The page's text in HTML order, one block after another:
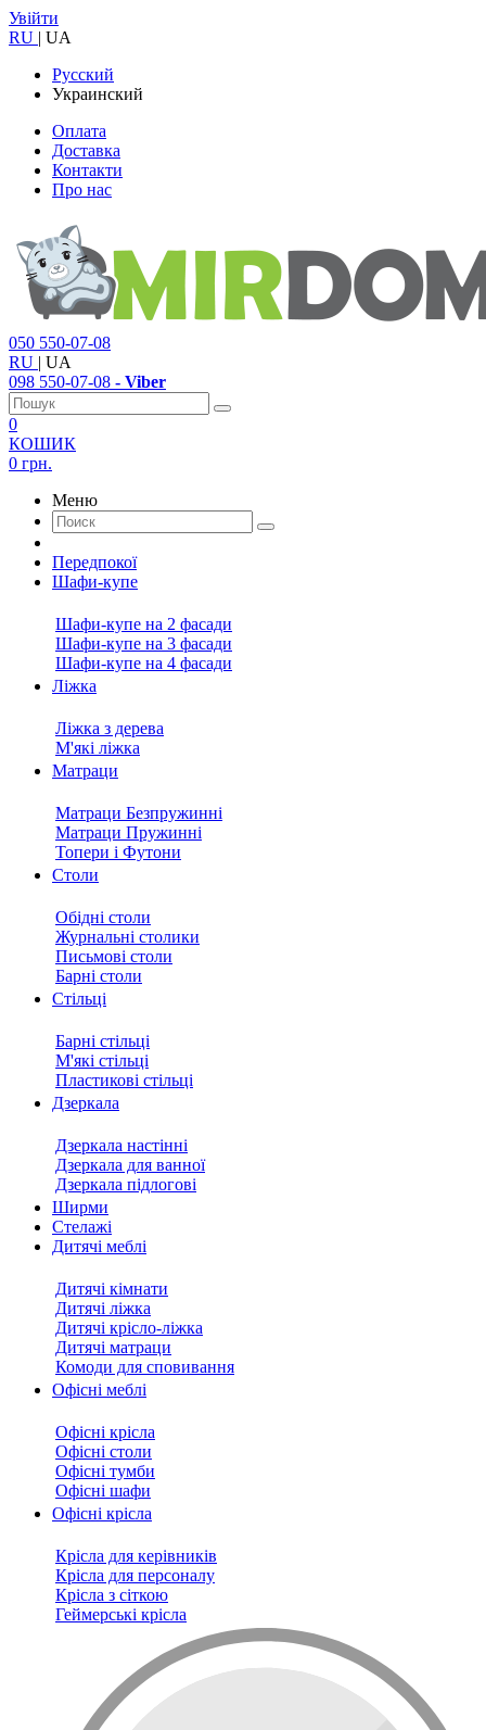
Увійти
RU | UA
Русский
Украинский
Оплата
Доставка
Контакти
Про нас
050 550-07-08
RU | UA
098 550-07-08 - Viber
0
КОШИК
0 грн.
Меню
Передпокої
Шафи-купе
Шафи-купе на 2 фасади
Шафи-купе на 3 фасади
Шафи-купе на 4 фасади
Ліжка
Ліжка з дерева
М'які ліжка
Матраци
Матраци Безпружинні
Матраци Пружинні
Топери і Футони
Столи
Обідні столи
Журнальні столики
Письмові столи
Барні столи
Стільці
Барні стільці
М'які стільці
Пластикові стільці
Дзеркала
Дзеркала настінні
Дзеркала для ванної
Дзеркала підлогові
Ширми
Стелажі
Дитячі меблі
Дитячі кімнати
Дитячі ліжка
Дитячі крісло-ліжка
Дитячі матраци
Комоди для сповивання
Офісні меблі
Офісні крісла
Офісні столи
Офісні тумби
Офісні шафи
Офісні крісла
Крісла для керівників
Крісла для персоналу
Крісла з сіткою
Геймерські крісла